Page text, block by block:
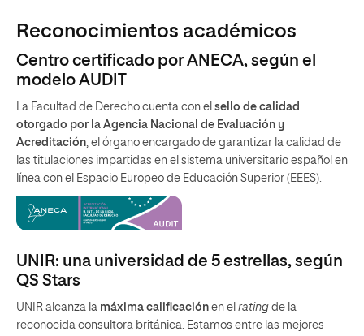
Reconocimientos académicos
Centro certificado por ANECA, según el
modelo AUDIT
La Facultad de Derecho cuenta con el sello de calidad
otorgado por la Agencia Nacional de Evaluación y
Acreditación, el órgano encargado de garantizar la calidad de
las titulaciones impartidas en el sistema universitario español en
línea con el Espacio Europeo de Educación Superior (EEES).
UNIR: una universidad de 5 estrellas, según
QS Stars
UNIR alcanza la máxima calificación en el rating de la
reconocida consultora británica. Estamos entre las mejores